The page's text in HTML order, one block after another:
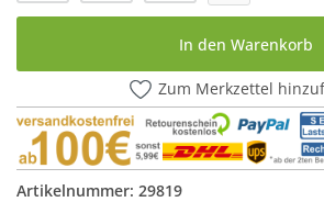
In den Warenkorb
Zum Merkzettel
Artikelnummer: 29819